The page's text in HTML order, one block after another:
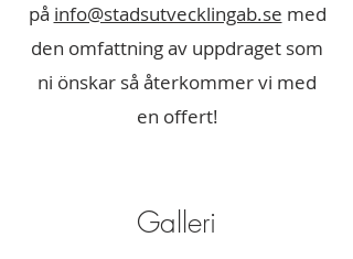
på info@stadsutvecklingab.se med
den omfattning av uppdraget som
ni önskar så återkommer vi med
en offert!
Galleri